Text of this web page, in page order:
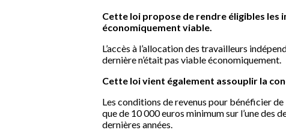
Cette loi propose de rendre éligibles les
économiquement viable.
L’accès à l’allocation des travailleurs
dernière n’était pas viable économiquement.
Cette loi vient également assouplir la
Les conditions de revenus pour bénéficier
que de 10 000 euros minimum sur l’une des
dernières années.